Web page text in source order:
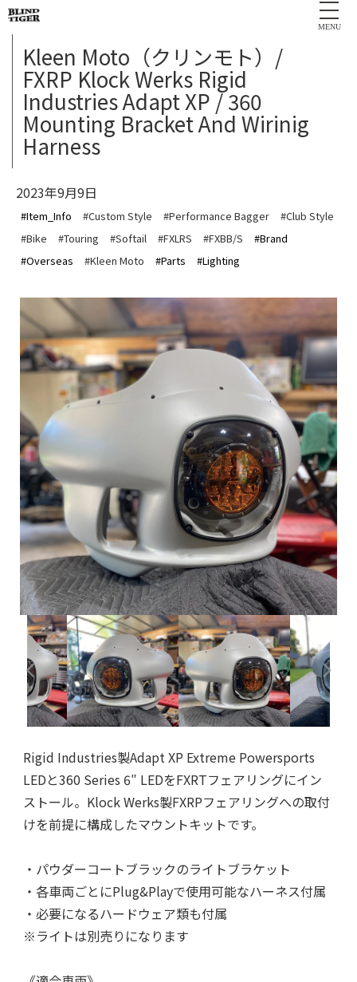
MENU
Kleen Moto（クリンモト）/
FXRP Klock Werks Rigid
Industries Adapt XP / 360
Mounting Bracket And Wirinig
Harness
2023年9月9日
#Item_Info #Custom Style #Performance Bagger
#Club Style
#Bike
#Touring #Softail #FXLRS #FXBB/S
#Brand
#Overseas
#Kleen Moto #Parts #Lighting
Rigid Industries製Adapt XP Extreme Powersports
LEDと360 Series 6″ LEDをFXRTフェアリングにイン
ストール。Klock Werks製FXRPフェアリングへの取付
けを前提に構成したマウントキットです。
・パウダーコートブラックのライトブラケット
・各車両ごとにPlug&Playで使用可能なハーネス付属
・必要になるハードウェア類も付属
※ライトは別売りになります